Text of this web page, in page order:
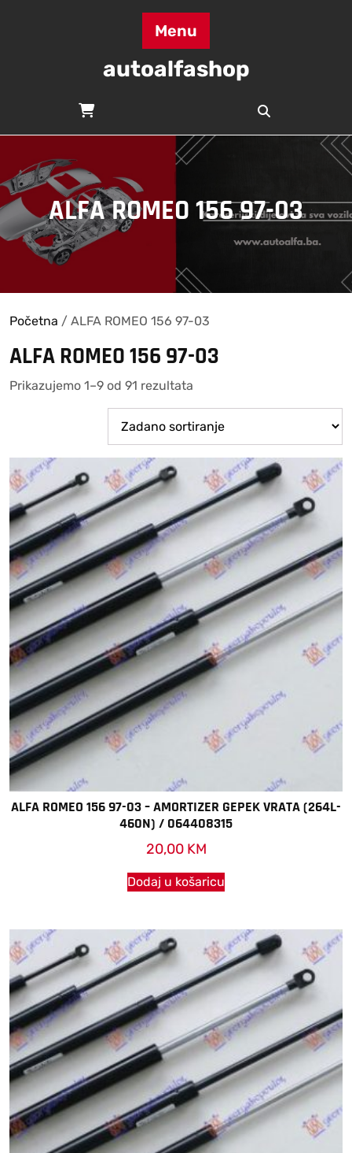
Menu
autoalfashop
ALFA ROMEO 156 97-03
Početna / ALFA ROMEO 156 97-03
ALFA ROMEO 156 97-03
Prikazujemo 1–9 od 91 rezultata
ALFA ROMEO 156 97-03 – AMORTIZER GEPEK VRATA (264L-
460N) / 064408315
20,00 KM
Dodaj u košaricu